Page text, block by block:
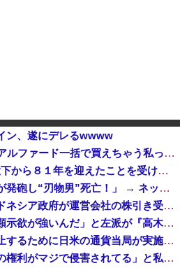
ン、遂にデレるwwww
インフルエンサー「20歳でアルファード一括で買えちゃう私って素敵」
（ ´_ゝ`）中国、広島原爆投下から８１年を迎えたことを受け「日本は原爆被害者の立場で同情を買おうとするのを止めろ」
【大阪】マスコミ「警察官が発砲し“刃物男”死亡！」 → ネットで拡散された現場の無修正動画で衝撃の真相が発覚 → ………
中国出資の高速鉄道、インドネシア政府が運営会社の株引き受けへ [8/6]
「高市早苗はどんだけ自己顕示欲が強いんだ」と左派が『高木美帆氏に送られた包丁セット』に激怒、「こんな首相は見たことがない」と言い張るも……他
岸田文雄元首相「円安を阻止するために日米の通貨当局が実施した為替介入は一時しのぎに過ぎない」
愛煙家・岸谷蘭丸「喫煙者の権利がマジで侵害されてる」と私見 「いくら税金を我々が払ってるんだと」